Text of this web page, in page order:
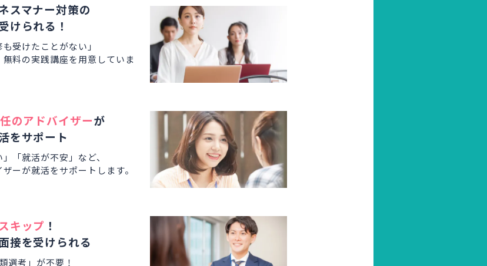
スマナー対策の
けられる！
受けたことがない」
料の実践講座を用意していま
のアドバイザーが
をサポート
「就活が不安」など、
ーが就活をサポートします。
スキップ ！
接を受けられる
選考」が不要！